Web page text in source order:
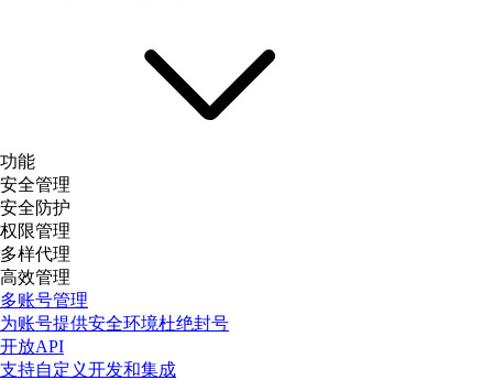
功能
安全管理
安全防护
权限管理
多样代理
高效管理
多账号管理
为账号提供安全环境杜绝封号
开放API
支持自定义开发和集成